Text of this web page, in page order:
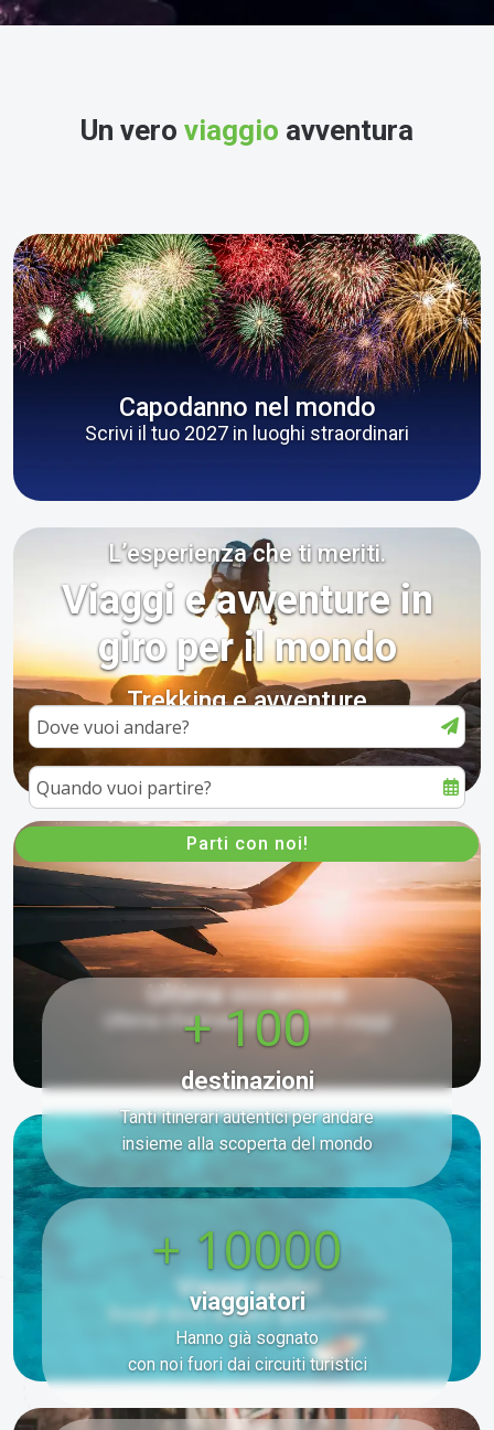
L’esperienza che ti meriti.
Viaggi e avventure in
giro per il mondo
+ 100
destinazioni
Tanti itinerari autentici per andare
insieme alla scoperta del mondo
+ 10000
viaggiatori
Hanno già sognato
con noi fuori dai circuiti turistici
Un vero viaggio avventura
Capodanno nel mondo
Scrivi il tuo 2027 in luoghi straordinari
Trekking e avventure
I nostri viaggi iconici
Ultima occasione
Ultima chiamata per questi viaggi
Viaggi estivi
Scegli dove andare quest'estate